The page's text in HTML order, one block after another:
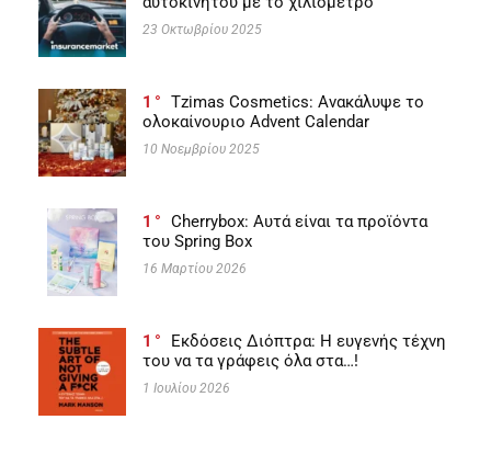
23 Οκτωβρίου 2025
1
Tzimas Cosmetics: Ανακάλυψε το
ολοκαίνουριο Advent Calendar
10 Νοεμβρίου 2025
1
Cherrybox: Αυτά είναι τα προϊόντα
του Spring Box
16 Μαρτίου 2026
1
Εκδόσεις Διόπτρα: Η ευγενής τέχνη
του να τα γράφεις όλα στα…!
1 Ιουλίου 2026